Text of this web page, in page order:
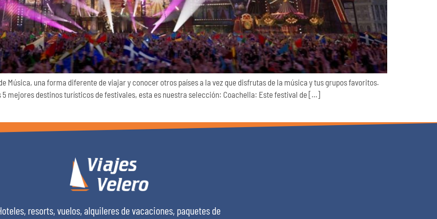
Música, una forma diferente de viajar y conocer otros países a la vez que disfrutas de la música y tus grupos favoritos.
mejores destinos turísticos de festivales, esta es nuestra selección: Coachella: Este festival de […]
resorts, vuelos, alquileres de vacaciones, paquetes de